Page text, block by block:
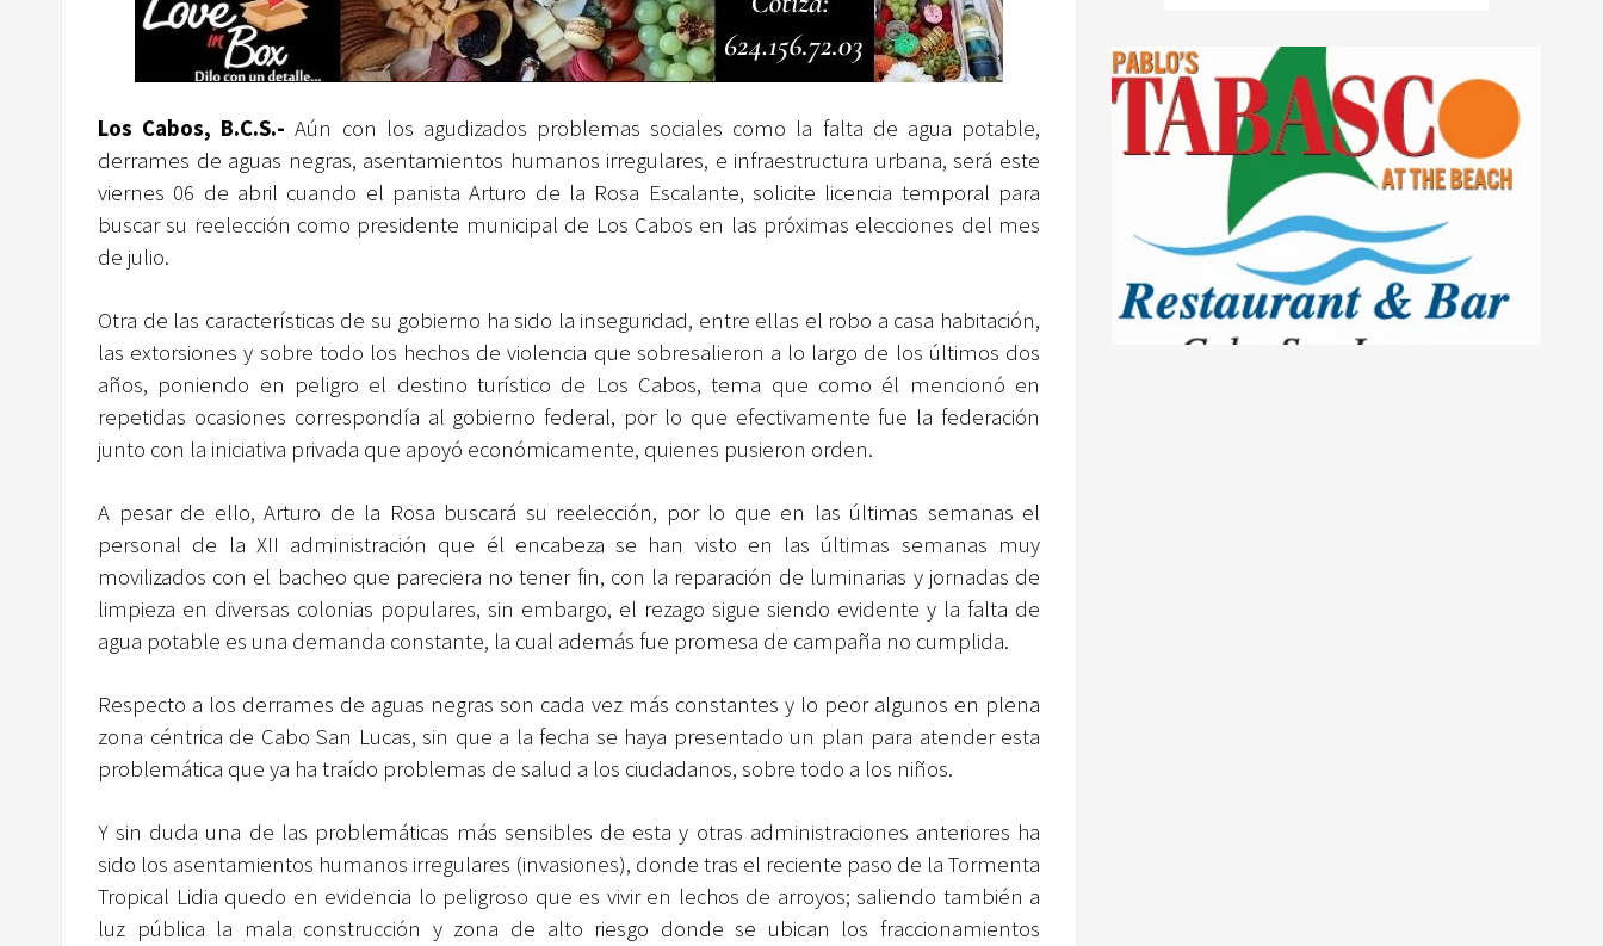
Los Cabos, B.C.S.- Aún con los agudizados problemas sociales como la falta de agua potable,
derrames de aguas negras, asentamientos humanos irregulares, e infraestructura urbana, será este
viernes 06 de abril cuando el panista Arturo de la Rosa Escalante, solicite licencia temporal para
buscar su reelección como presidente municipal de Los Cabos en las próximas elecciones del mes
de julio.
Otra de las características de su gobierno ha sido la inseguridad, entre ellas el robo a casa habitación,
las extorsiones y sobre todo los hechos de violencia que sobresalieron a lo largo de los últimos dos
años, poniendo en peligro el destino turístico de Los Cabos, tema que como él mencionó en
repetidas ocasiones correspondía al gobierno federal, por lo que efectivamente fue la federación
junto con la iniciativa privada que apoyó económicamente, quienes pusieron orden.
A pesar de ello, Arturo de la Rosa buscará su reelección, por lo que en las últimas semanas el
personal de la XII administración que él encabeza se han visto en las últimas semanas muy
movilizados con el bacheo que pareciera no tener fin, con la reparación de luminarias y jornadas de
limpieza en diversas colonias populares, sin embargo, el rezago sigue siendo evidente y la falta de
agua potable es una demanda constante, la cual además fue promesa de campaña no cumplida.
Respecto a los derrames de aguas negras son cada vez más constantes y lo peor algunos en plena
zona céntrica de Cabo San Lucas, sin que a la fecha se haya presentado un plan para atender esta
problemática que ya ha traído problemas de salud a los ciudadanos, sobre todo a los niños.
Y sin duda una de las problemáticas más sensibles de esta y otras administraciones anteriores ha
sido los asentamientos humanos irregulares (invasiones), donde tras el reciente paso de la Tormenta
Tropical Lidia quedo en evidencia lo peligroso que es vivir en lechos de arroyos; saliendo también a
luz pública la mala construcción y zona de alto riesgo donde se ubican los fraccionamientos